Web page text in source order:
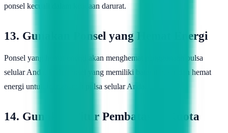
ponsel kecuali dalam keadaan darurat.
13. Gunakan Ponsel yang Hemat Energi
Ponsel yang hemat energi akan menghemat penggunaan pulsa
selular Anda. Pilih ponsel yang memiliki baterai besar dan hemat
energi untuk menghemat pulsa selular Anda.
14. Gunakan Fitur Pembatasan Kuota